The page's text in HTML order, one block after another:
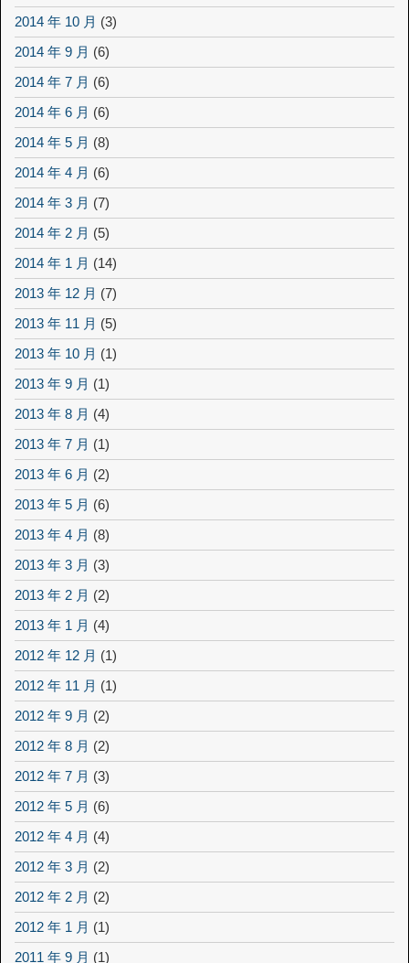
2014 年 10 月 (3)
2014 年 9 月 (6)
2014 年 7 月 (6)
2014 年 6 月 (6)
2014 年 5 月 (8)
2014 年 4 月 (6)
2014 年 3 月 (7)
2014 年 2 月 (5)
2014 年 1 月 (14)
2013 年 12 月 (7)
2013 年 11 月 (5)
2013 年 10 月 (1)
2013 年 9 月 (1)
2013 年 8 月 (4)
2013 年 7 月 (1)
2013 年 6 月 (2)
2013 年 5 月 (6)
2013 年 4 月 (8)
2013 年 3 月 (3)
2013 年 2 月 (2)
2013 年 1 月 (4)
2012 年 12 月 (1)
2012 年 11 月 (1)
2012 年 9 月 (2)
2012 年 8 月 (2)
2012 年 7 月 (3)
2012 年 5 月 (6)
2012 年 4 月 (4)
2012 年 3 月 (2)
2012 年 2 月 (2)
2012 年 1 月 (1)
2011 年 9 月 (1)